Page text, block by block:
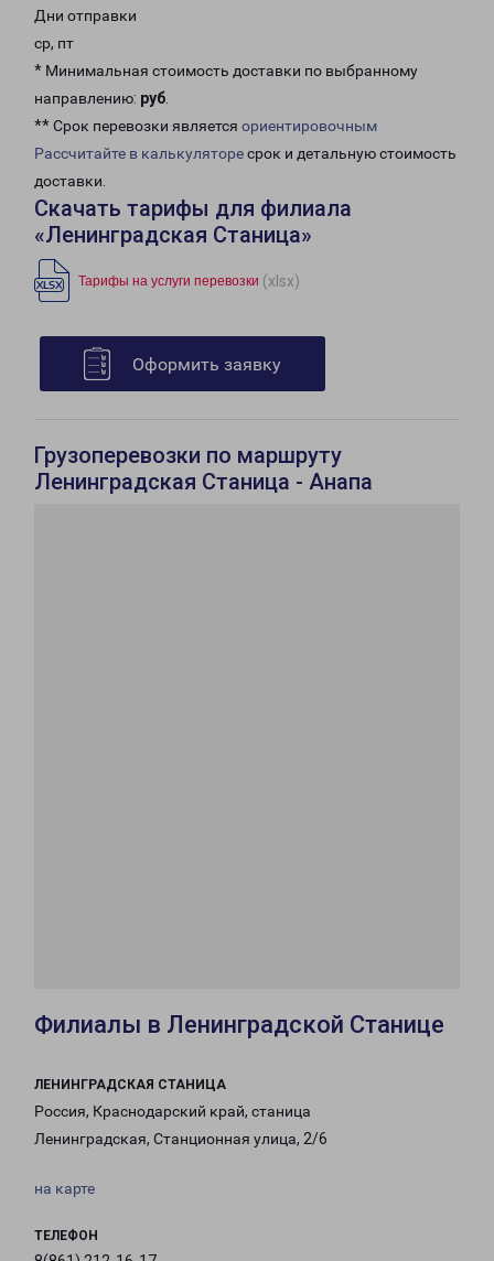
Дни отправки
ср, пт
* Минимальная стоимость доставки по выбранному
направлению: руб.
** Срок перевозки является ориентировочным
Рассчитайте в калькуляторесрок и детальную стоимость
доставки.
Скачать тарифы для филиала
«Ленинградская Станица»
Тарифы на услуги перевозки (xlsx)
Оформить заявку
Грузоперевозки по маршруту
Ленинградская Станица - Анапа
Филиалы в Ленинградской Станице
ЛЕНИНГРАДСКАЯ СТАНИЦА
Россия, Краснодарский край, станица
Ленинградская, Станционная улица, 2/6
на карте
ТЕЛЕФОН